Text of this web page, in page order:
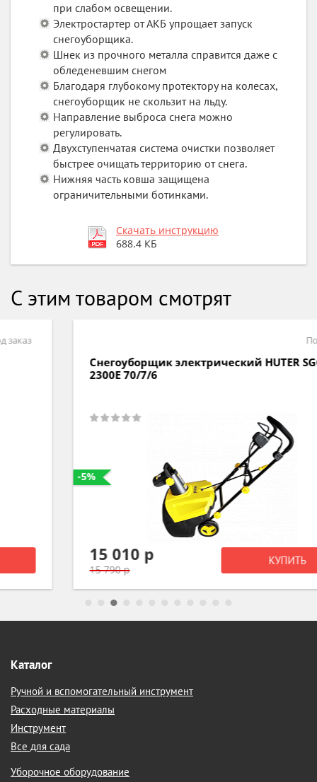
при слабом освещении.
Электростартер от АКБ упрощает запуск
снегоуборщика.
Шнек из прочного металла справится даже с
обледеневшим снегом
Благодаря глубокому протектору на колесах,
снегоуборщик не скользит на льду.
Направление выброса снега можно
регулировать.
Двухступенчатая система очистки позволяет
быстрее очищать территорию от снега.
Нижняя часть ковша защищена
ограничительными ботинками.
Скачать инструкцию
688.4 КБ
С этим товаром смотрят
Снегоуборщик электрический HUTER SGC
2300E 70/7/6
15 010 р
15 790 р
Каталог
Ручной и вспомогательный инструмент
Расходные материалы
Инструмент
Все для сада
Уборочное оборудование